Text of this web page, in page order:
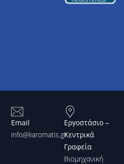
Email
info@liaromatis.gr
Εργοστάσιο –
Κεντρικά
Γραφεία
Βιομηχανική